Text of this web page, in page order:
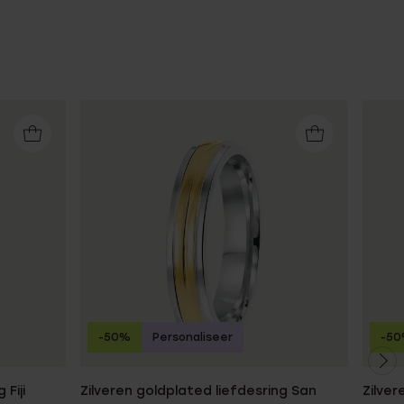
Fiji
Zilveren goldplated liefdesring San
-50% Personaliseer -